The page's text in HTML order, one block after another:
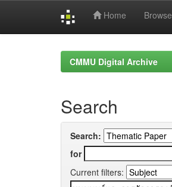
Home Browse
CMMU Digital Archive
Search
Search:
for
Current filters: